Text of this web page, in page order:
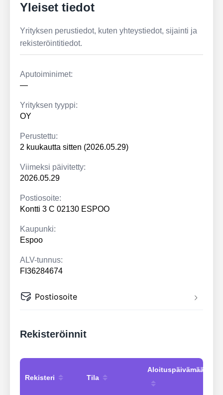
Yleiset tiedot
Yrityksen perustiedot, kuten yhteystiedot, sijainti ja
rekisteröintitiedot.
Aputoiminimet:
—
Yrityksen tyyppi:
OY
Perustettu:
2 kuukautta sitten (2026.05.29)
Viimeksi päivitetty:
2026.05.29
Postiosoite:
Kontti 3 C 02130 ESPOO
Kaupunki:
Espoo
ALV-tunnus:
FI36284674
Postiosoite
Rekisteröinnit
Rekisteri Tila
Aloituspäivämäärä